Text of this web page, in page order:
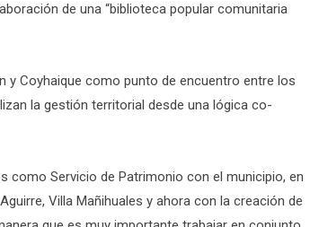
de una “biblioteca popular comunitaria
y Coyhaique como punto de encuentro entre los
la gestión territorial desde una lógica co-
como Servicio de Patrimonio con el municipio, en
Villa Mañihuales y ahora con la creación de